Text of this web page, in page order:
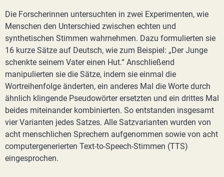
Die Forscherinnen untersuchten in zwei Experimenten, wie
Menschen den Unterschied zwischen echten und
synthetischen Stimmen wahrnehmen. Dazu formulierten sie
16 kurze Sätze auf Deutsch, wie zum Beispiel: „Der Junge
schenkte seinem Vater einen Hut.“ Anschließend
manipulierten sie die Sätze, indem sie einmal die
Wortreihenfolge änderten, ein anderes Mal die Worte durch
ähnlich klingende Pseudowörter ersetzten und ein drittes Mal
beides miteinander kombinierten. So entstanden insgesamt
vier Varianten jedes Satzes. Alle Satzvarianten wurden von
acht menschlichen Sprechern aufgenommen sowie von acht
computergenerierten Text-to-Speech-Stimmen (TTS)
eingesprochen.